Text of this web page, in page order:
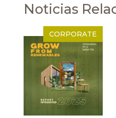
Noticias
CORPORATE